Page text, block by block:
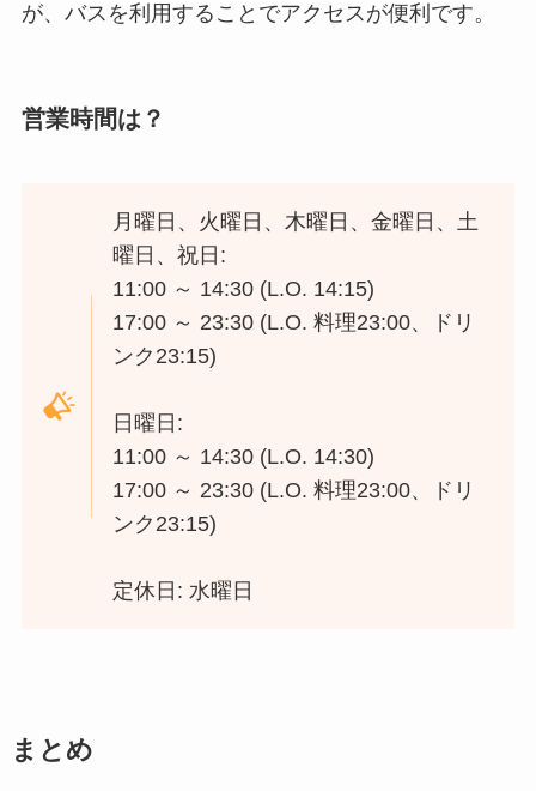
が、バスを利用することでアクセスが便利です。
営業時間は？
月曜日、火曜日、木曜日、金曜日、土
曜日、祝日:
11:00 ～ 14:30 (L.O. 14:15)
17:00 ～ 23:30 (L.O. 料理23:00、ドリ
ンク23:15)
日曜日:
11:00 ～ 14:30 (L.O. 14:30)
17:00 ～ 23:30 (L.O. 料理23:00、ドリ
ンク23:15)
定休日: 水曜日
まとめ